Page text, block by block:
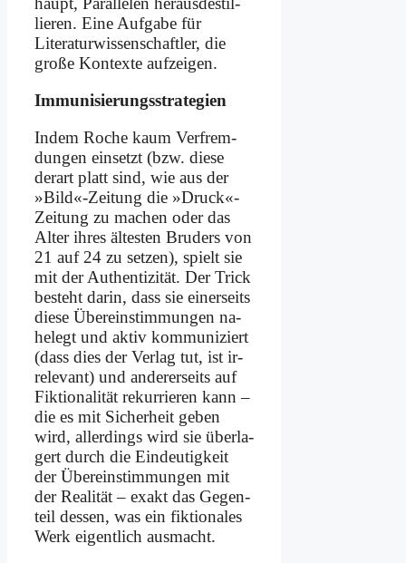
lie­ren. Ei­ne Auf­ga­be für
Literatur­wissenschaftler, die
gro­ße Kon­tex­te auf­zei­gen.
Im­mu­ni­sie­rungs­stra­te­gien
In­dem Ro­che kaum Ver­frem­
dun­gen ein­setzt (bzw. die­se
der­art platt sind, wie aus der
»Bild«-Zeitung die »Druck«-
Zeitung zu ma­chen oder das
Al­ter ih­res äl­te­sten Bru­ders von
21 auf 24 zu set­zen), spielt sie
mit der Au­then­ti­zi­tät. Der Trick
be­steht dar­in, dass sie ei­ner­seits
die­se Über­ein­stim­mun­gen na­
he­legt und ak­tiv kom­mu­ni­ziert
(dass dies der Ver­lag tut, ist ir­
rele­vant) und an­de­rer­seits auf
Fik­tio­na­li­tät re­kur­rie­ren kann –
die es mit Si­cher­heit ge­ben
wird, al­ler­dings wird sie über­la­
gert durch die Ein­deu­tig­keit
der Über­einstimmungen mit
der Rea­li­tät – ex­akt das Ge­gen­
teil des­sen, was ein fik­tio­na­les
Werk ei­gent­lich aus­macht.